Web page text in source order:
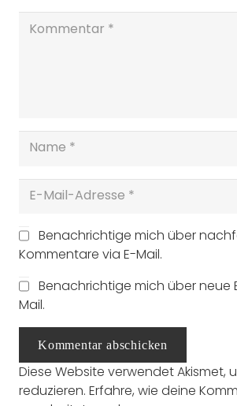
Benachrichtige mich über
Kommentare via E-Mail.
Benachrichtige mich über neue
Mail.
Kommentar abschicken
Diese Website verwendet Akismet,
reduzieren. Erfahre, wie deine